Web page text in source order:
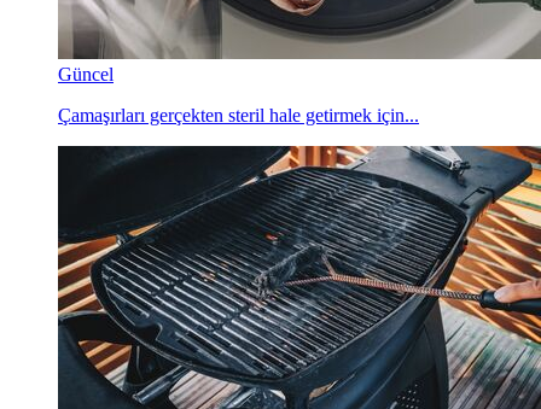
Güncel
Çamaşırları gerçekten steril hale getirmek için...